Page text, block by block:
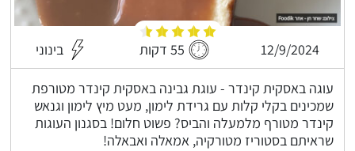
12/9/2024 55 דקות בינוני
עוגה באסקית קינדר - עוגת גבינה באסקית קינדר מטורפת
שמכינים בקלי קלות עם גרידת לימון, מעט מיץ לימון וגנאש
קינדר מטורף מלמעלה והביס? פשוט חלום! בסגנון העוגות
שראיתם בסטוריז מטורקיה, אמאלה ואבאלה!